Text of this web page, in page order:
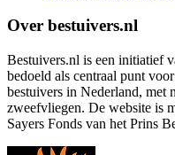
Over bestuivers.nl
Bestuivers.nl is een initiatief
bedoeld als centraal punt
bestuivers in Nederland, met
zweefvliegen. De website is
Sayers Fonds van het Prins